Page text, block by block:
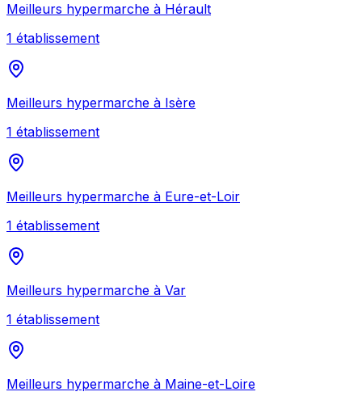
Meilleurs hypermarche à Hérault
1 établissement
Meilleurs hypermarche à Isère
1 établissement
Meilleurs hypermarche à Eure-et-Loir
1 établissement
Meilleurs hypermarche à Var
1 établissement
Meilleurs hypermarche à Maine-et-Loire